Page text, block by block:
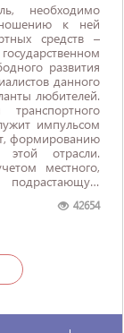
необходимо
к ней
средств –
развития
данного
любителей.
импульсом
формированию
отрасли.
местного,
развития
42654